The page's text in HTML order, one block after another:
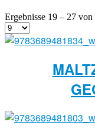
Ergebnisse 19 – 27 von